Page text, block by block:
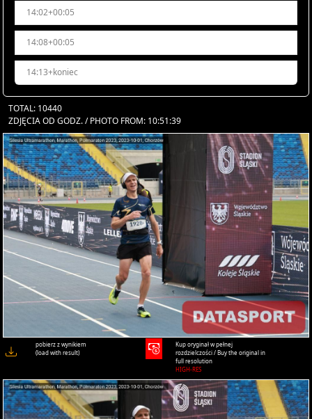
14:02+00:05
14:08+00:05
14:13+koniec
TOTAL: 10440
ZDJĘCIA OD GODZ. / PHOTO FROM: 10:51:39
pobierz z wynikiem
(load with result)
Kup oryginał w pełnej
rozdzielczości / Buy the original in
full resolution
HIGH-RES